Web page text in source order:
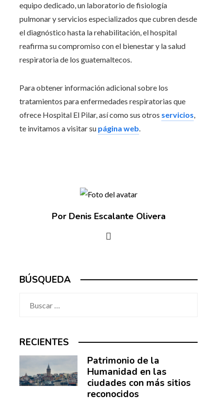
equipo dedicado, un laboratorio de fisiología
pulmonar y servicios especializados que cubren desde
el diagnóstico hasta la rehabilitación, el hospital
reafirma su compromiso con el bienestar y la salud
respiratoria de los guatemaltecos.
Para obtener información adicional sobre los
tratamientos para enfermedades respiratorias que
ofrece Hospital El Pilar, así como sus otros servicios,
te invitamos a visitar su página web.
Por Denis Escalante Olivera
BÚSQUEDA
RECIENTES
Patrimonio de la
Humanidad en las
ciudades con más sitios
reconocidos